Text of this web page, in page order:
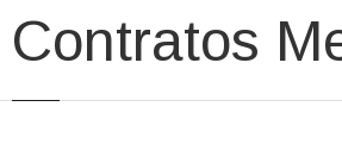
Contratos